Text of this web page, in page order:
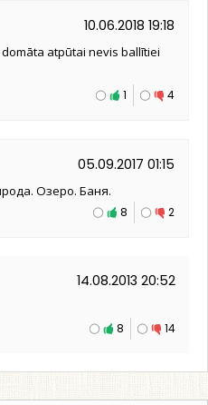
10.06.2018 19:18
atpūtai nevis ballītiei
4
1
05.09.2017 01:15
Озеро. Баня.
2
8
14.08.2013 20:52
14
8